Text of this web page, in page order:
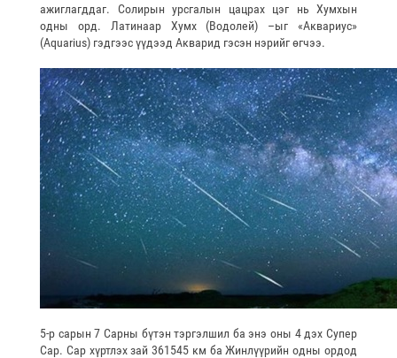
ажиглагддаг. Солирын урсгалын цацрах цэг нь Хумхын
одны орд. Латинаар Хумх (Водолей) –ыг «Аквариус»
(Aquarius) гэдгээс үүдээд Акварид гэсэн нэрийг өгчээ.
5-р сарын 7 Сарны бүтэн тэргэлшил ба энэ оны 4 дэх Супер
Сар. Сар хүртлэх зай 361545 км ба Жинлүүрийн одны ордод